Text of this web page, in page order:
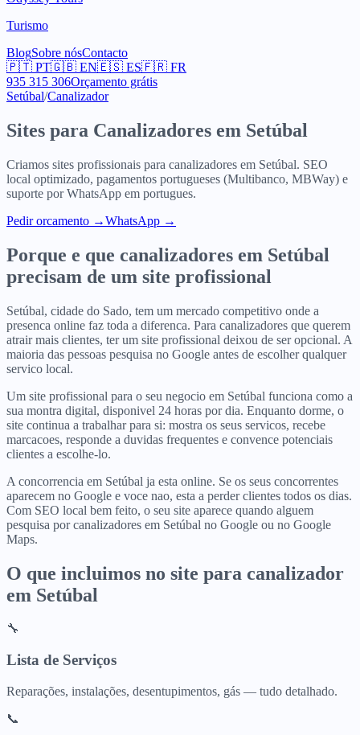
Turismo
BlogSobre nósContacto
🇵🇹 PT🇬🇧 EN🇪🇸 ES🇫🇷 FR
935 315 306Orçamento grátis
Setúbal/Canalizador
Sites para Canalizadores em Setúbal
Criamos sites profissionais para canalizadores em Setúbal. SEO
local optimizado, pagamentos portugueses (Multibanco, MBWay) e
suporte por WhatsApp em portugues.
Pedir orcamento →WhatsApp →
Porque e que canalizadores em Setúbal
precisam de um site profissional
Setúbal, cidade do Sado, tem um mercado competitivo onde a
presenca online faz toda a diferenca. Para canalizadores que querem
atrair mais clientes, ter um site profissional deixou de ser opcional. A
maioria das pessoas pesquisa no Google antes de escolher qualquer
servico local.
Um site profissional para o seu negocio em Setúbal funciona como a
sua montra digital, disponivel 24 horas por dia. Enquanto dorme, o
site continua a trabalhar para si: mostra os seus servicos, recebe
marcacoes, responde a duvidas frequentes e convence potenciais
clientes a escolhe-lo.
A concorrencia em Setúbal ja esta online. Se os seus concorrentes
aparecem no Google e voce nao, esta a perder clientes todos os dias.
Com SEO local bem feito, o seu site aparece quando alguem
pesquisa por canalizadores em Setúbal no Google ou no Google
Maps.
O que incluimos no site para canalizador
em Setúbal
🔧
Lista de Serviços
Reparações, instalações, desentupimentos, gás — tudo detalhado.
📞